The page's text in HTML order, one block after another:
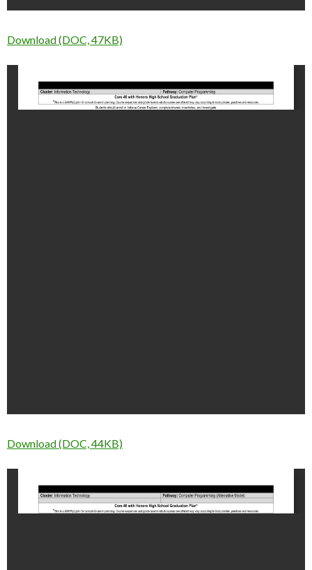
Download (DOC, 47KB)
Download (DOC, 44KB)